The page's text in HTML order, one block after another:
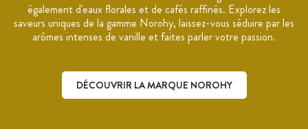
Marque :Norohy
également d'eaux florales et de cafés raffinés. Explorez les
saveurs uniques de la gamme Norohy, laissez-vous séduire par les
arômes intenses de vanille et faites parler votre passion.
DÉCOUVRIR LA MARQUE NOROHY